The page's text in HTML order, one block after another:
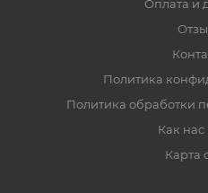
Оплата и
Политика
Политика обработки
Как нас
Карта